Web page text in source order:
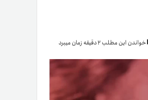
خواندن این مطلب 2 دقیقه زمان میبرد